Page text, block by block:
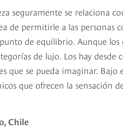
seguramente se relaciona
de permitirle a las personas
de equilibrio. Aunque
de lujo. Los hay desde
que se pueda imaginar. Bajo
que ofrecen la sensación
Chile